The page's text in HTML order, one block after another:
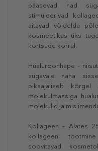
pääsevad nad
stimuleerivad
aitavad võidelda
kosmeetikas üks
kortsude korral.
Hüaluroonhape –
sügavale naha
pikaajaliselt kõrgel
molekulmassiga
molekulid ja mis
Kollageen – Alates
kollageeni
soovitavad